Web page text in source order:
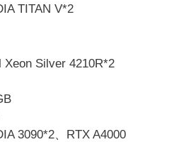
TITAN V*2
Silver 4210R*2
3090*2、RTX A4000